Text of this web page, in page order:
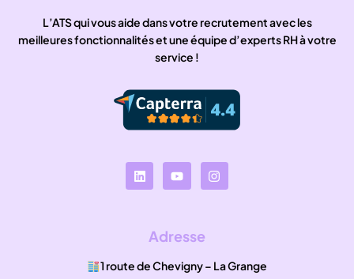
L’ATS qui vous aide dans votre recrutement avec les
meilleures fonctionnalités et une équipe d’experts RH à votre
service !
Adresse
1 route de Chevigny – La Grange